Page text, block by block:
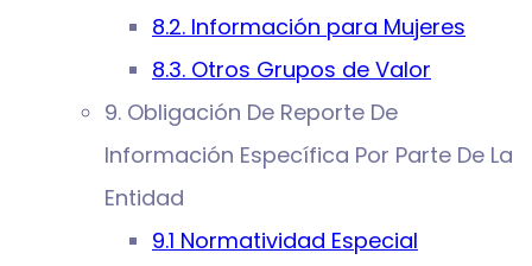
8.2. Información para Mujeres
8.3. Otros Grupos de Valor
9. Obligación De Reporte De
Información Específica Por Parte De La
Entidad
9.1 Normatividad Especial